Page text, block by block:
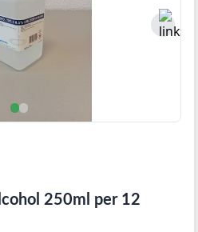
250ml per 12